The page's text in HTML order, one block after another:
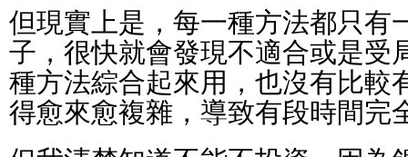
但現實上是，每一種方法都只有
子，很快就會發現不適合或是受
種方法綜合起來用，也沒有比較
得愈來愈複雜，導致有段時間完